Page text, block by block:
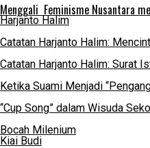
Menggali Feminisme Nusantara
Harjanto Halim
Catatan Harjanto Halim:
Catatan Harjanto Halim: Surat
Ketika Suami Menjadi
“Cup Song” dalam Wisuda
Bocah Milenium
Kiai Budi